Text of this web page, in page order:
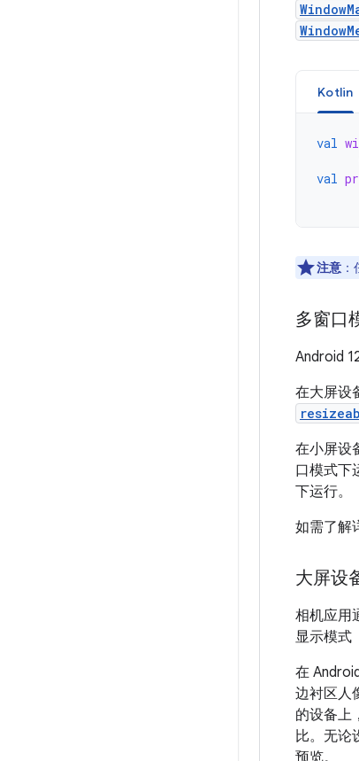
Kotlin
val
val
注意 ：
多窗口
Android
在大屏设
在小屏设
口模式下
下运行。
如需了解
大屏设
相机应用
显示模式
在
边衬区人
的设备上
比。无论
预览。